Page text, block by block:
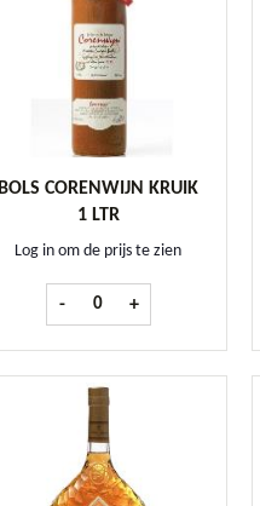
BOLS CORENWIJN KRUIK
1 LTR
Log in om de prijs te zien
- Bols Corenwijn kruik 1 ltr
+